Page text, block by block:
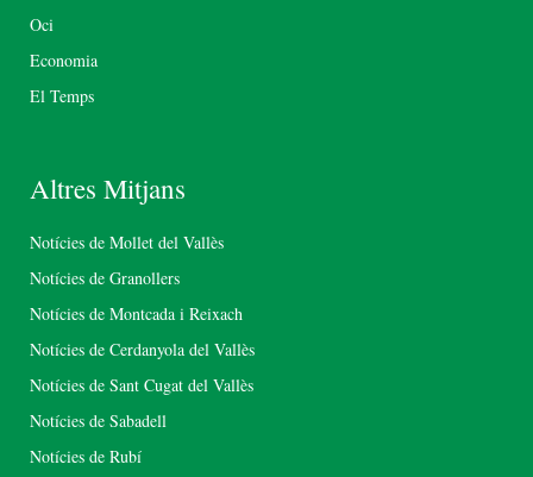
Oci
Economia
El Temps
Altres Mitjans
Notícies de Mollet del Vallès
Notícies de Granollers
Notícies de Montcada i Reixach
Notícies de Cerdanyola del Vallès
Notícies de Sant Cugat del Vallès
Notícies de Sabadell
Notícies de Rubí